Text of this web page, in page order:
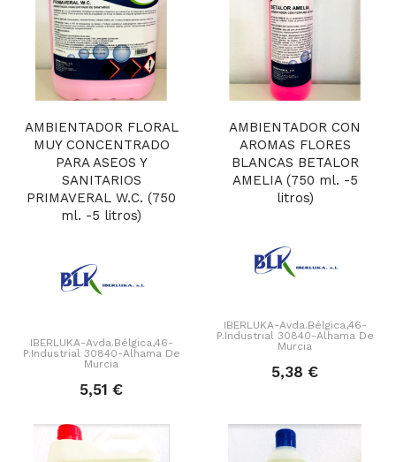
AMBIENTADOR FLORAL
MUY CONCENTRADO
PARA ASEOS Y
SANITARIOS
PRIMAVERAL W.C. (750
ml. -5 litros)
IBERLUKA-Avda.Bélgica,46-
P.Industrial 30840-Alhama De
Murcia
5,51 €
AMBIENTADOR CON
AROMAS FLORES
BLANCAS BETALOR
AMELIA (750 ml. -5
litros)
IBERLUKA-Avda.Bélgica,46-
P.Industrial 30840-Alhama De
Murcia
5,38 €